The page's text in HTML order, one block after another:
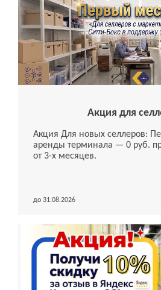
Акция для
Акция Для новых селлеров:
аренды терминала — 0 руб.
от 3-х месяцев.
до 31.08.2026